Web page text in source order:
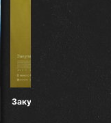
Закулисье реальности